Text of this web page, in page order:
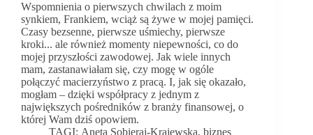
Wspomnienia o pierwszych chwilach z moim
synkiem, Frankiem, wciąż są żywe w mojej pamięci.
Czasy bezsenne, pierwsze uśmiechy, pierwsze
kroki... ale również momenty niepewności, co do
mojej przyszłości zawodowej. Jak wiele innych
mam, zastanawiałam się, czy mogę w ogóle
połączyć macierzyństwo z pracą. I, jak się okazało,
mogłam – dzięki współpracy z jednym z
największych pośredników z branży finansowej, o
której Wam dziś opowiem.
TAGI: Aneta Sobieraj-Krajewska,biznes